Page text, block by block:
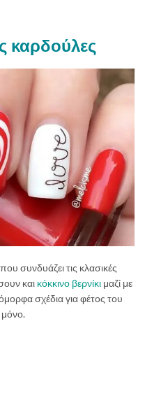
καρδούλες
συνδυάζει τις κλασικές
και κόκκινο βερνίκι μαζί με
σχέδια για φέτος του
μόνο.